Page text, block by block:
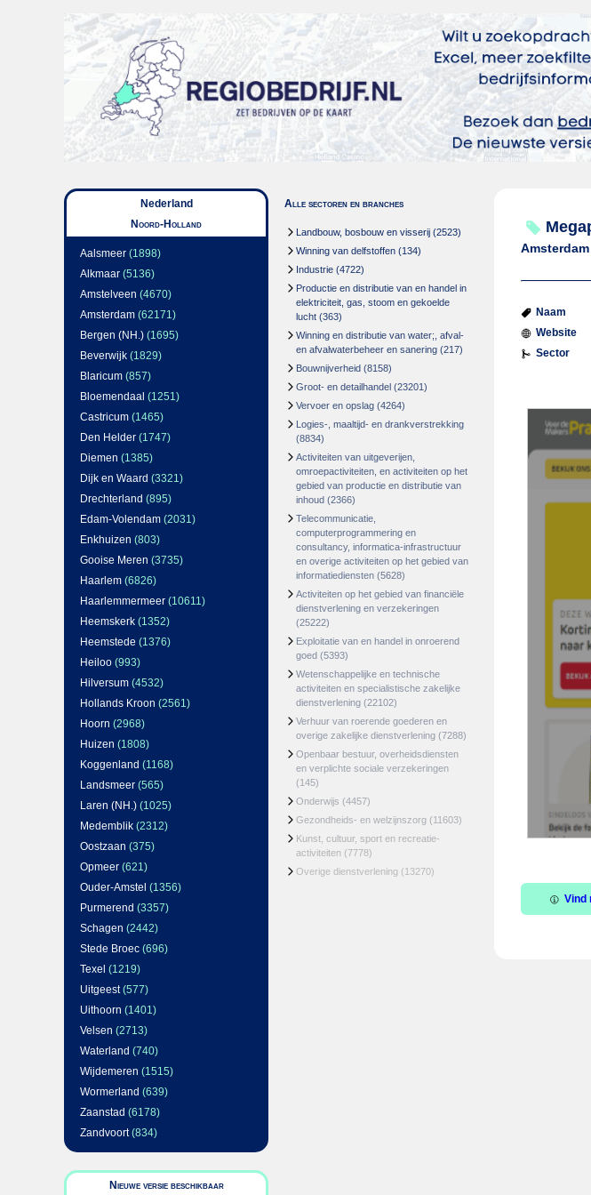
Nederland
Noord-Holland
Aalsmeer (1898)
Alkmaar (5136)
Amstelveen (4670)
Amsterdam (62171)
Bergen (NH.) (1695)
Beverwijk (1829)
Blaricum (857)
Bloemendaal (1251)
Castricum (1465)
Den Helder (1747)
Diemen (1385)
Dijk en Waard (3321)
Drechterland (895)
Edam-Volendam (2031)
Enkhuizen (803)
Gooise Meren (3735)
Haarlem (6826)
Haarlemmermeer (10611)
Heemskerk (1352)
Heemstede (1376)
Heiloo (993)
Hilversum (4532)
Hollands Kroon (2561)
Hoorn (2968)
Huizen (1808)
Koggenland (1168)
Landsmeer (565)
Laren (NH.) (1025)
Medemblik (2312)
Oostzaan (375)
Opmeer (621)
Ouder-Amstel (1356)
Purmerend (3357)
Schagen (2442)
Stede Broec (696)
Texel (1219)
Uitgeest(577)
Uithoorn (1401)
Velsen (2713)
Waterland (740)
Wijdemeren (1515)
Wormerland (639)
Zaanstad (6178)
Zandvoort(834)
Nieuwe versie beschikbaar
Alle sectoren en branches
Landbouw, bosbouw en visserij (2523)
Winning van delfstoffen (134)
Industrie (4722)
Productie en distributie van en handel in
elektriciteit, gas, stoom en gekoelde
lucht (363)
Winning en distributie van water;, afval-
en afvalwaterbeheer en sanering (217)
Bouwnijverheid (8158)
Groot- en detailhandel (23201)
Vervoer en opslag (4264)
Logies-, maaltijd- en drankverstrekking
(8834)
Activiteiten van uitgeverijen,
omroepactiviteiten, en activiteiten op het
gebied van productie en distributie van
inhoud (2366)
Telecommunicatie,
computerprogrammering en
consultancy, informatica-infrastructuur
en overige activiteiten op het gebied van
informatiediensten (5628)
Activiteiten op het gebied van financiële
dienstverlening en verzekeringen
(25222)
Exploitatie van en handel in onroerend
goed (5393)
Wetenschappelijke en technische
activiteiten en specialistische zakelijke
dienstverlening (22102)
Verhuur van roerende goederen en
overige zakelijke dienstverlening (7288)
Openbaar bestuur, overheidsdiensten
en verplichte sociale verzekeringen
(145)
Onderwijs (4457)
Gezondheids- en welzijnszorg (11603)
Kunst, cultuur, sport en recreatie-
activiteiten (7778)
Overige dienstverlening (13270)
Naam
Website
Sector
Vind